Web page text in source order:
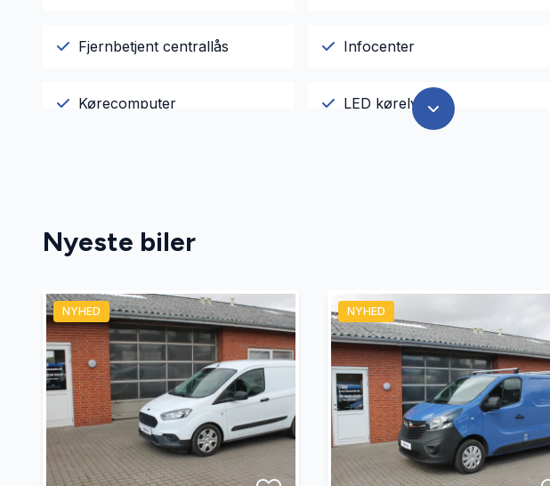
Fjernbetjent centrallås Infocenter
Kørecomputer LED kørelys
Nyeste biler
NYHED NYHED